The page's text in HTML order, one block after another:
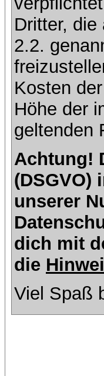
Dritter,
2.2.
Kosten
Höhe der
geltenden
Achtung!
(DSGVO)
unserer
dich mit
die
Viel Spaß